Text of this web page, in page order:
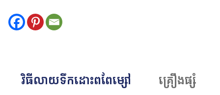
24+
Months
វិធីលាយទឹកដោះពពែម្សៅ គ្រឿងផ្សំ